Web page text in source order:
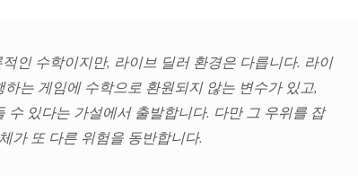
인 수학이지만, 라이브 딜러 환경은 다릅니다. 라이
는 게임에 수학으로 환원되지 않는 변수가 있고,
수 있다는 가설에서 출발합니다. 다만 그 우위를 잡
가 또 다른 위험을 동반합니다.